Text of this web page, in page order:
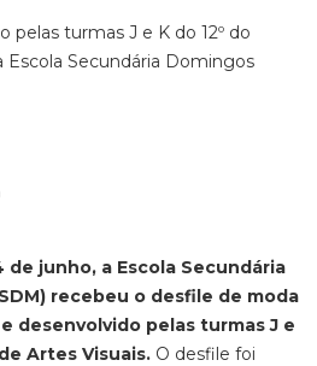
pelas turmas J e K do 12º do
Escola Secundária Domingos
de junho, a Escola Secundária
recebeu o desfile de moda
desenvolvido pelas turmas J e
Artes Visuais. O desfile foi